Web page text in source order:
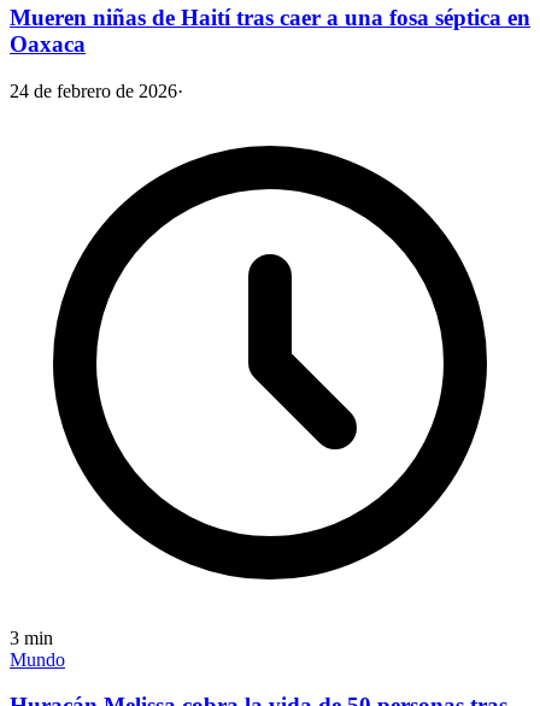
Mueren niñas de Haití tras caer a una fosa séptica en
Oaxaca
24 de febrero de 2026·
3 min
Mundo